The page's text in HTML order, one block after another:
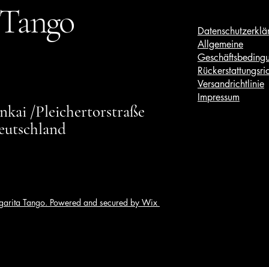
/Pleichertorstraße
Allgemeine
Versandrichtlinie
Impressum
Tango. Powered and secured by Wix